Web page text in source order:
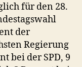
für den 28.
der
Regierung
bei der SPD, 9